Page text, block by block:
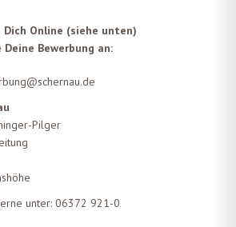
Dich Online (siehe unten)
Deine Bewerbung an:
Pilger
unter: 06372 921-0